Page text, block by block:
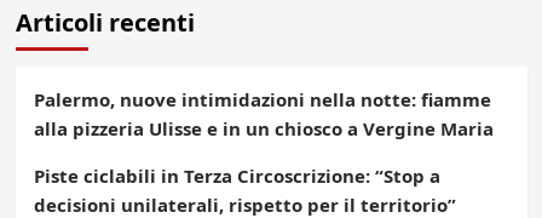
Articoli recenti
Palermo, nuove intimidazioni nella notte: fiamme
alla pizzeria Ulisse e in un chiosco a Vergine Maria
Piste ciclabili in Terza Circoscrizione: “Stop a
decisioni unilaterali, rispetto per il territorio”